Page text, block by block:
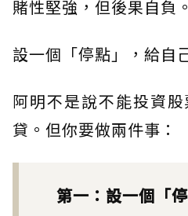
賭性堅強，但後果自負。
設一個「停點」，給自
阿明不是說不能投資
貸。但你要做兩件事：
第一：設一個「停